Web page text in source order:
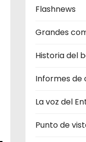
Flashnews
Grandes
Historia del
Informes de
La voz del
Punto de